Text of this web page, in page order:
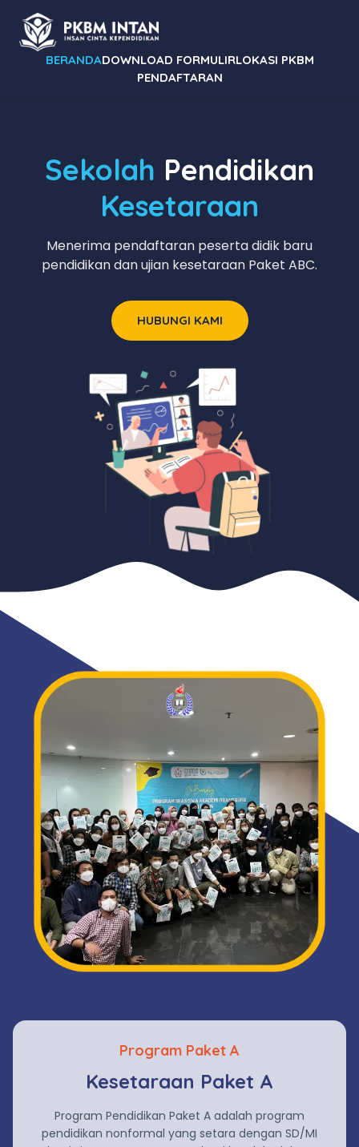
BERANDADOWNLOAD FORMULIRLOKASI PKBM
PENDAFTARAN
Sekolah Pendidikan
Kesetaraan
Menerima pendaftaran peserta didik baru
pendidikan dan ujian kesetaraan Paket ABC.
HUBUNGI KAMI
Program Paket A
Kesetaraan Paket A
Program Pendidikan Paket A adalah program
pendidikan nonformal yang setara dengan SD/MI